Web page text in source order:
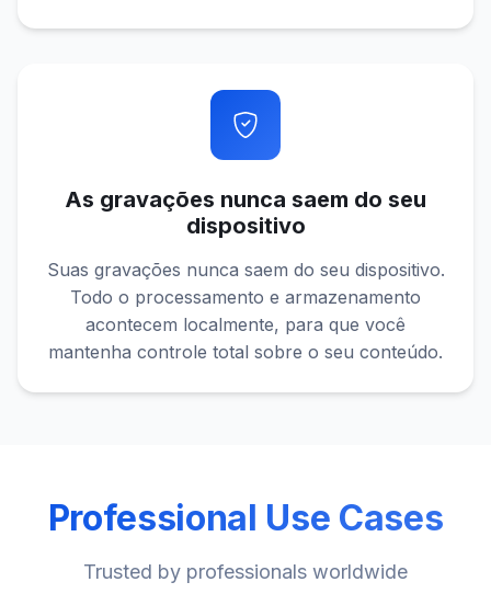
As gravações nunca saem do seu
dispositivo
Suas gravações nunca saem do seu dispositivo.
Todo o processamento e armazenamento
acontecem localmente, para que você
mantenha controle total sobre o seu conteúdo.
Professional Use Cases
Trusted by professionals worldwide